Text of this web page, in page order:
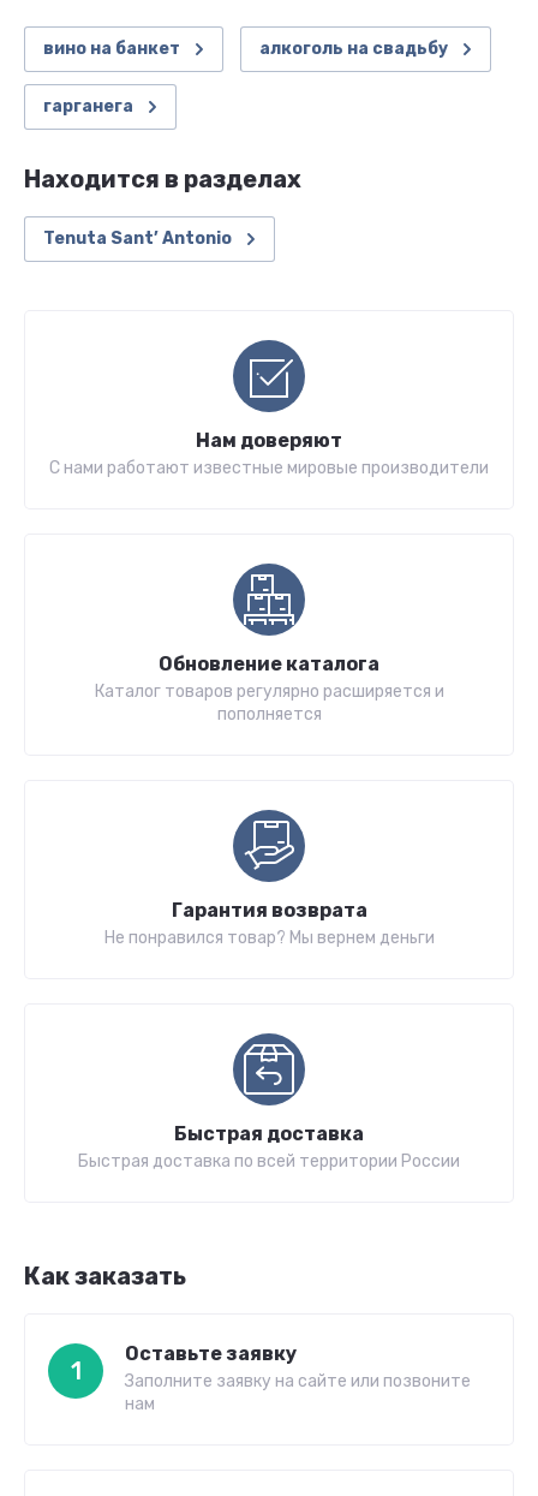
вино на банкет алкоголь на свадьбу
гарганега
Находится в разделах
Tenuta Sant’ Antonio
Нам доверяют
С нами работают известные мировые производители
Обновление каталога
Каталог товаров регулярно расширяется и
пополняется
Гарантия возврата
Не понравился товар? Мы вернем деньги
Быстрая доставка
Быстрая доставка по всей территории России
Как заказать
1
Оставьте заявку
Заполните заявку на сайте или позвоните
нам